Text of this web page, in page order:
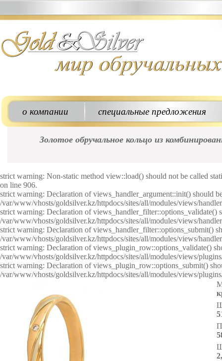
о компании специальные предложения
Золотое обручальное кольцо из
strict warning: Non-static method view::load() should not be called
on line 906.
strict warning: Declaration of views_handler_argument::init() should
/var/www/vhosts/goldsilver.kz/httpdocs/sites/all/modules/views/
strict warning: Declaration of
/var/www/vhosts/goldsilver.kz/httpdocs/sites/all/modules/views/
strict warning: Declaration of views_handler_filter::options_submit()
/var/www/vhosts/goldsilver.kz/httpdocs/sites/all/modules/views/
strict warning: Declaration of views_plugin_row::options_validate()
/var/www/vhosts/goldsilver.kz/httpdocs/sites/all/modules/views/
strict warning: Declaration of views_plugin_row::options_submit()
/var/www/vhosts/goldsilver.kz/httpdocs/sites/all/modules/views/